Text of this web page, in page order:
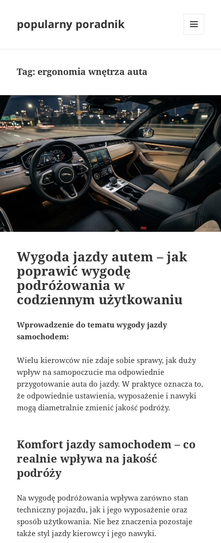
popularny poradnik
Tag:ergonomia wnętrza auta
Wygoda jazdy autem – jak
poprawić wygodę
podróżowania w
codziennym użytkowaniu
Wprowadzenie do tematu wygody jazdy
samochodem:
Wielu kierowców nie zdaje sobie sprawy, jak duży
wpływ na samopoczucie ma odpowiednie
przygotowanie auta do jazdy. W praktyce oznacza to,
że odpowiednie ustawienia, wyposażenie i nawyki
mogą diametralnie zmienić jakość podróży.
Komfort jazdy samochodem – co
realnie wpływa na jakość
podróży
Na wygodę podróżowania wpływa zarówno stan
techniczny pojazdu, jak i jego wyposażenie oraz
sposób użytkowania. Nie bez znaczenia pozostaje
także styl jazdy kierowcy i jego nawyki.